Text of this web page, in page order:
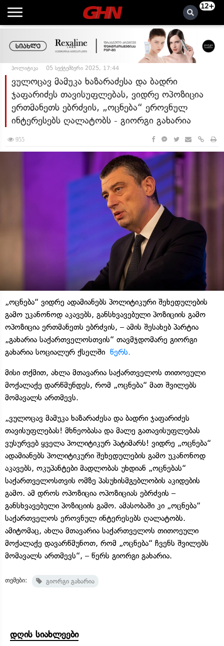
12+
პოლიტიკა 05 სექტემბერი 2025, 17:44
ვულოცავ მამუკა ხაზარაძესა და ბადრი
ჯაფარიძეს თავისუფლებას, ვიდრე ოპოზიცია
ერთმანეთს ებრძვის, „ოცნება“ ეროვნულ
ინტერესებს ღალატობს - გიორგი გახარია
955
„ოცნება“ ვიდრე ადამიანებს პოლიტიკური შეხედულების
გამო უკანონოდ აკავებს, განსხვავებული პოზიციის გამო
ოპოზიცია ერთმანეთს ებრძვის, – ამის შესახებ პარტია
„გახარია საქართველოსთვის“ თავმჯდომარე გიორგი
გახარია სოციალურ ქსელში წერს.
მისი თქმით, ახლა მთავარია საქართველოს თითოეული
მოქალაქე დარწმუნდეს, რომ „ოცნება“ მათ შვილებს
მომავალს ართმევს.
„ვულოცავ მამუკა ხაზარაძესა და ბადრი ჯაფარიძეს
თავისუფლებას! მხნეობასა და მალე გათავისუფლებას
ვუსურვებ ყველა პოლიტიკურ პატიმარს! ვიდრე „ოცნება“
ადამიანებს პოლიტიკური შეხედულების გამო უკანონოდ
აკავებს, ოკუპანტები მადლობას უხდიან „ოცნებას“
საქართველოსთვის ომზე პასუხისმგებლობის აკიდების
გამო. ამ დროს ოპოზიცია ოპოზიციას ებრძვის –
განსხვავებული პოზიციის გამო. ამასობაში კი „ოცნება“
საქართველოს ეროვნულ ინტერესებს ღალატობს.
ამიტომაც, ახლა მთავარია საქართველოს თითოეული
მოქალაქე დავარწმუნოთ, რომ „ოცნება“ ჩვენს შვილებს
მომავალს ართმევს“, – წერს გიორგი გახარია.
თემები: გიორგი გახარია
დღის სიახლეები